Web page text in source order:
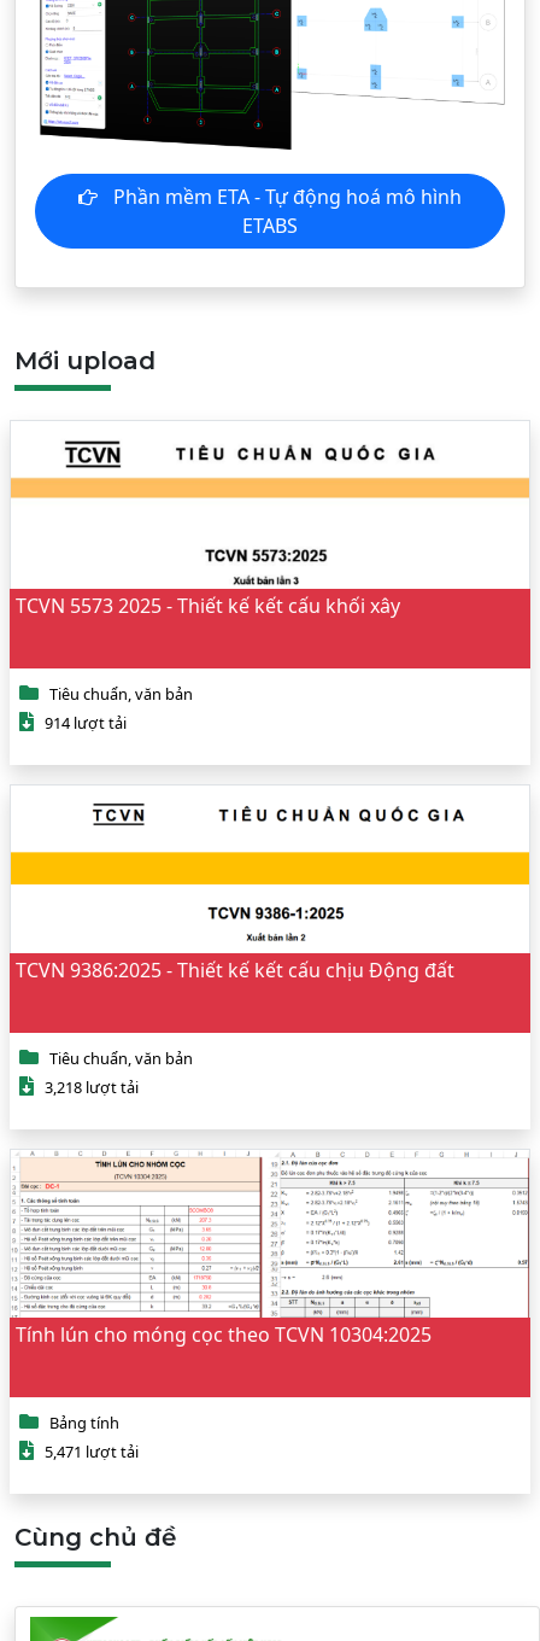
Phần mềm ETA - Tự động hoá mô hình
ETABS
Mới upload
TCVN 5573 2025 - Thiết kế kết cấu khối xây
Tiêu chuẩn, văn bản
914 lượt tải
TCVN 9386:2025 - Thiết kế kết cấu chịu Động đất
Tiêu chuẩn, văn bản
3,218 lượt tải
Tính lún cho móng cọc theo TCVN 10304:2025
Bảng tính
5,471 lượt tải
Cùng chủ đề